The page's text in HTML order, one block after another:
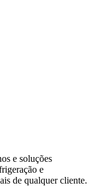
e soluções
e
de qualquer cliente.